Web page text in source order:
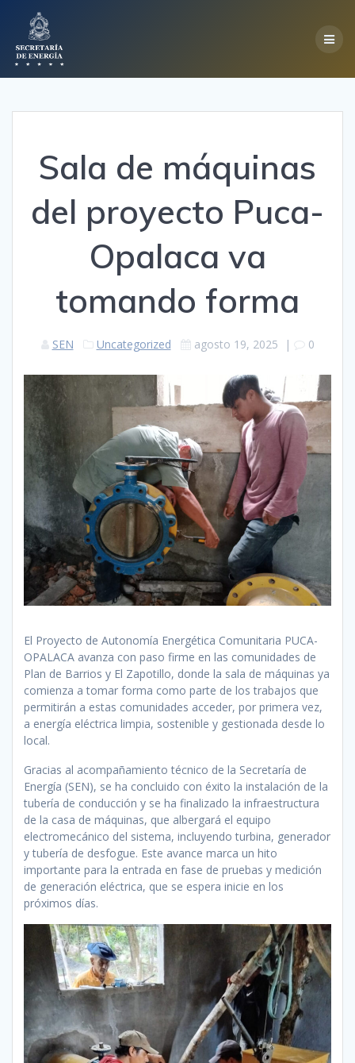
Sala de máquinas
del proyecto Puca-
Opalaca va
tomando forma
SEN Uncategorized agosto 19, 2025 | 0
El Proyecto de Autonomía Energética Comunitaria PUCA-
OPALACA avanza con paso firme en las comunidades de
Plan de Barrios y El Zapotillo, donde la sala de máquinas ya
comienza a tomar forma como parte de los trabajos que
permitirán a estas comunidades acceder, por primera vez,
a energía eléctrica limpia, sostenible y gestionada desde lo
local.
Gracias al acompañamiento técnico de la Secretaría de
Energía (SEN), se ha concluido con éxito la instalación de la
tubería de conducción y se ha finalizado la infraestructura
de la casa de máquinas, que albergará el equipo
electromecánico del sistema, incluyendo turbina, generador
y tubería de desfogue. Este avance marca un hito
importante para la entrada en fase de pruebas y medición
de generación eléctrica, que se espera inicie en los
próximos días.